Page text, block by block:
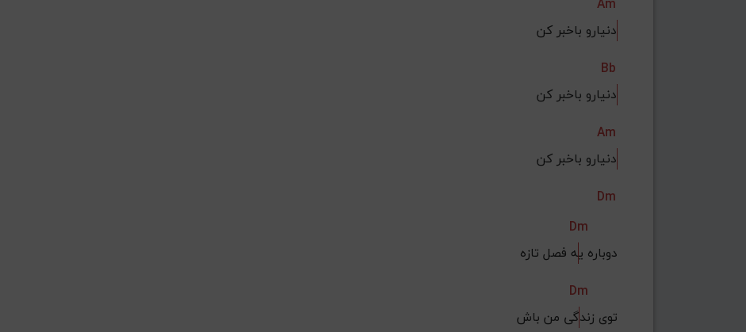
Am
دنیارو باخبر کن
Bb
دنیارو باخبر کن
Am
دنیارو باخبر کن
Dm
Dm
دوباره یه فصل تازه
Dm
توی زندگی من باش